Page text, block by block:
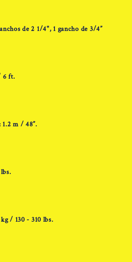
de 2 1/4", 1 gancho de 3/4”
6 ft.
m / 48”.
/ 130 - 310 lbs.